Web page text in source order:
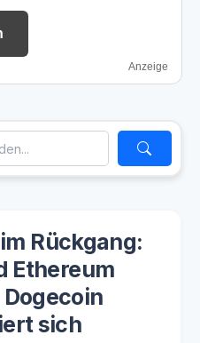
Anzeige
Rückgang:
Ethereum
sich